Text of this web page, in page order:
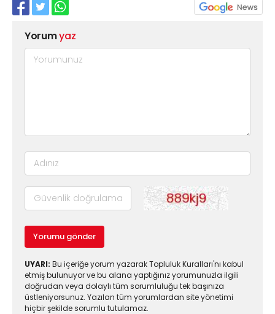
Yorumyaz
Yorumu gönder
UYARI: Bu içeriğe yorum yazarak Topluluk Kuralları'nı kabul
etmiş bulunuyor ve bu alana yaptığınız yorumunuzla ilgili
doğrudan veya dolaylı tüm sorumluluğu tek başınıza
üstleniyorsunuz. Yazılan tüm yorumlardan site yönetimi
hiçbir şekilde sorumlu tutulamaz.